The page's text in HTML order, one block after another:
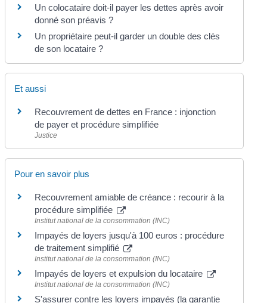
Un colocataire doit-il payer les dettes après avoir
donné son préavis ?
Un propriétaire peut-il garder un double des clés
de son locataire ?
Et aussi
Recouvrement de dettes en France : injonction
de payer et procédure simplifiée
Justice
Pour en savoir plus
Recouvrement amiable de créance : recourir à la
procédure simplifiée
Institut national de la consommation (INC)
Impayés de loyers jusqu'à 100 euros : procédure
de traitement simplifié
Institut national de la consommation (INC)
Impayés de loyers et expulsion du locataire
Institut national de la consommation (INC)
S'assurer contre les loyers impayés (la garantie